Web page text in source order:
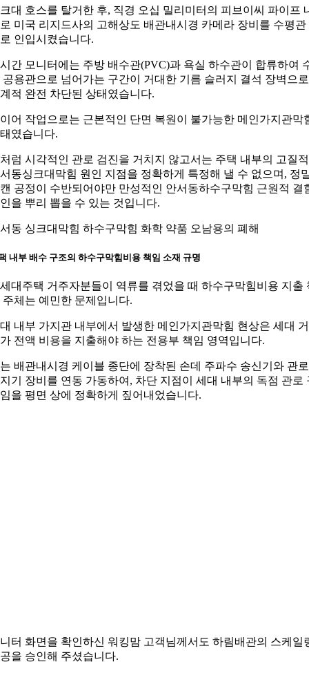
대 호스를 탈거한 후, 직경 오십 밀리미터의 피브이씨 파이프
미국 리지드사의 고해상도 배관내시경 카메라 장비를 수평관
인입시켰습니다.
간 모니터에는 주방 배수관(PVC)과 욕실 하수관이 합류하여
공용관으로 넘어가는 구간이 거대한 기름 슬러지 결석 장벽으로
적 완전 차단된 상태였습니다.
어 작업으로는 근본적인 단면 복원이 불가능한 메인가지관막
였습니다.
럼 시각적인 관로 검진을 거치지 않고서는 주택 내부의 고질
동싱크대막힘 원인 지점을 정확하게 특정해 낼 수 없으며, 정
공정이 수반되어야만 만성적인 안서동하수구막힘 근원적 결
을 뿌리 뽑을 수 있는 것입니다.
동 싱크대막힘 하수구막힘 화학 약품 오남용의 폐해
내부 배수 구조의 하수구막힘비용 책임 소재 규명
대주택 거주자분들이 역류를 겪었을 때 하수구막힘비용 지출
주체는 예민한 문제입니다.
내부 가지관 내부에서 발생한 메인가지관막힘 현상은 세대
전액 비용을 지출해야 하는 전용부 책임 영역입니다.
배관내시경 케이블 종단에 장착된 손데 주파수 송신기와 관로
기 장비를 연동 가동하여, 차단 지점이 세대 내부의 독점 관로
을 평면 상에 정확하게 짚어내었습니다.
터 화면을 확인하신 워킹맘 고객님께서도 하림배관의 스케일
을 승인해 주셨습니다.